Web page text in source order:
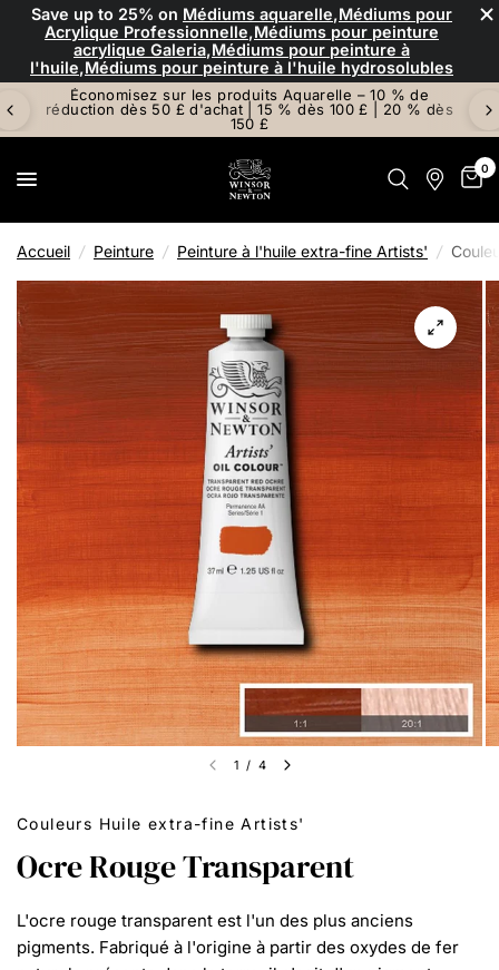
×
Save up to 25% on Médiums aquarelle,Médiums pour
Acrylique Professionnelle,Médiums pour peinture
acrylique Galeria,Médiums pour peinture à
l'huile,Médiums pour peinture à l'huile hydrosolubles
Économisez sur les produits Aquarelle – 10 % de
réduction dès 50 £ d'achat | 15 % dès 100 £ | 20 % dès
150 £
0
Accueil / Peinture / Peinture à l'huile extra-fine Artists' /
1 / 4
Couleurs Huile extra-fine Artists'
Ocre Rouge Transparent
L'ocre rouge transparent est l'un des plus anciens
pigments. Fabriqué à l'origine à partir des oxydes de fer